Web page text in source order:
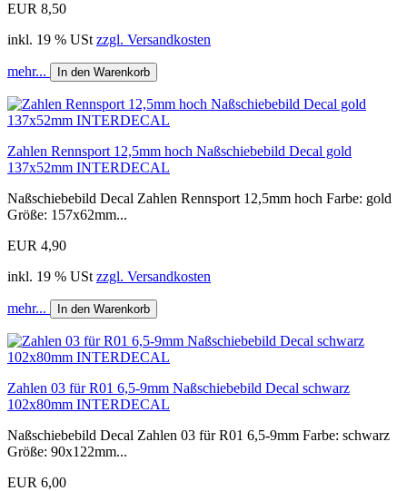
EUR 8,50
inkl. 19 % USt zzgl. Versandkosten
mehr... In den Warenkorb
Zahlen Rennsport 12,5mm hoch Naßschiebebild Decal gold
137x52mm INTERDECAL
Naßschiebebild Decal Zahlen Rennsport 12,5mm hoch Farbe: gold
Größe: 157x62mm...
EUR 4,90
inkl. 19 % USt zzgl. Versandkosten
mehr... In den Warenkorb
Zahlen 03 für R01 6,5-9mm Naßschiebebild Decal schwarz
102x80mm INTERDECAL
Naßschiebebild Decal Zahlen 03 für R01 6,5-9mm Farbe: schwarz
Größe: 90x122mm...
EUR 6,00